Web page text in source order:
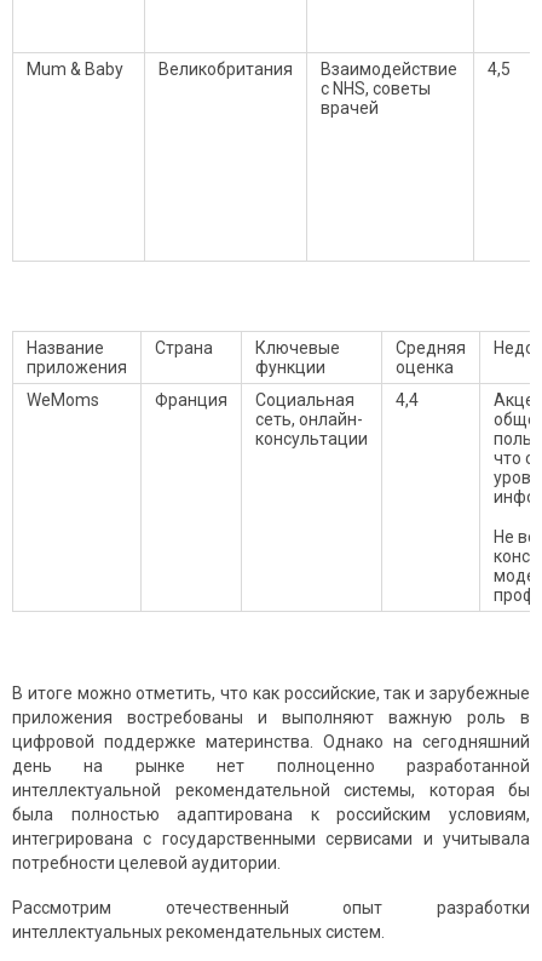
Mum & Baby Великобритания
Взаимодействие
с NHS, советы
врачей
4,5
Название
приложения
Страна
Ключевые
функции
Средняя
оценка
WeMoms Франция
Социальная
сеть, онлайн-
консультации
4,4
что
Не
В итоге можно отметить, что как российские, так и зарубежные
приложения востребованы и выполняют важную роль в
цифровой поддержке материнства. Однако на сегодняшний
день на рынке нет полноценно разработанной
интеллектуальной рекомендательной системы, которая бы
была полностью адаптирована к российским условиям,
интегрирована с государственными сервисами и учитывала
потребности целевой аудитории.
Рассмотрим отечественный опыт разработки
интеллектуальных рекомендательных систем.